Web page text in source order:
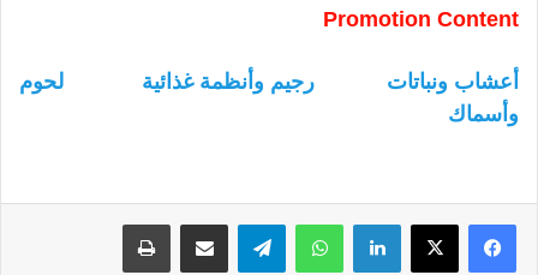
Promotion Content
أعشاب ونباتات رجيم وأنظمة غذائية
لحوم
وأسماك
لينكدإن واتساب